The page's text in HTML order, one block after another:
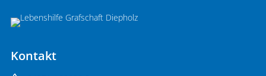
Kontakt